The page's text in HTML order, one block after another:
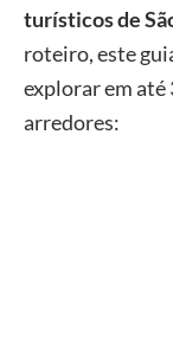
turísticos de
roteiro, este
explorar em até
arredores: